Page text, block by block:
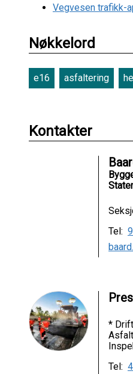
Vegvesen trafikk-
Nøkkelord
e16 asfaltering
Kontakter
Tel:
*
Tel: